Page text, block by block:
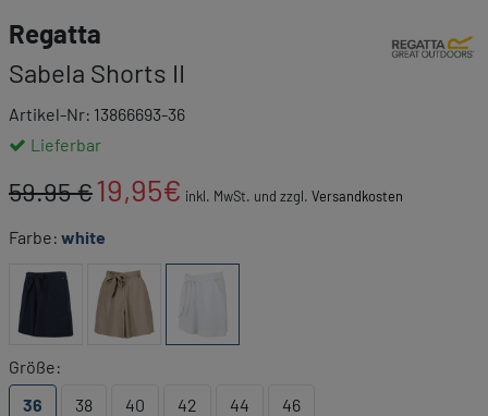
Regatta
Sabela Shorts II
Artikel-Nr: 13866693-36
Lieferbar
59.95 €19,95€ inkl. MwSt. und zzgl. Versandkosten
Farbe: white
Größe:
36
38 40 42 44
46